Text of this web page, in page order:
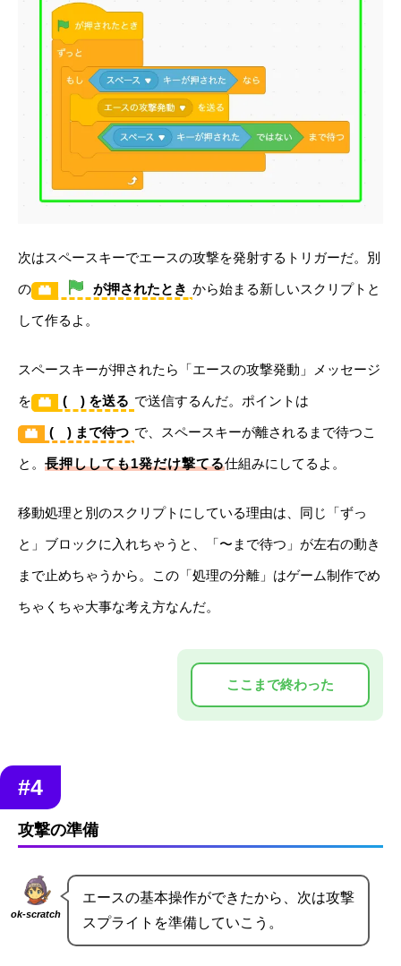
次はスペースキーでエースの攻撃を発射するトリガーだ。別
の が押されたとき から始まる新しいスクリプトと
して作るよ。
スペースキーが押されたら「エースの攻撃発動」メッセージ
を ( ) を送る で送信するんだ。ポイントは
( ) まで待つ で、スペースキーが離されるまで待つこ
と。 長押ししても1発だけ撃てる仕組みにしてるよ。
移動処理と別のスクリプトにしている理由は、同じ「ずっ
と」ブロックに入れちゃうと、「〜まで待つ」が左右の動き
まで止めちゃうから。この「処理の分離」はゲーム制作でめ
ちゃくちゃ大事な考え方なんだ。
#4
攻撃の準備
ok-scratch
エースの基本操作ができたから、次は攻撃
スプライトを準備していこう。